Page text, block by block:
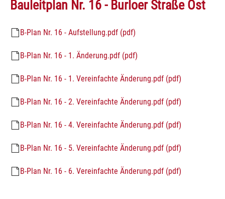
Bauleitplan Nr. 16 - Burloer Straße Ost
B-Plan Nr. 16 - Aufstellung.pdf (pdf)
B-Plan Nr. 16 - 1. Änderung.pdf (pdf)
B-Plan Nr. 16 - 1. Vereinfachte Änderung.pdf (pdf)
B-Plan Nr. 16 - 2. Vereinfachte Änderung.pdf (pdf)
B-Plan Nr. 16 - 4. Vereinfachte Änderung.pdf (pdf)
B-Plan Nr. 16 - 5. Vereinfachte Änderung.pdf (pdf)
B-Plan Nr. 16 - 6. Vereinfachte Änderung.pdf (pdf)